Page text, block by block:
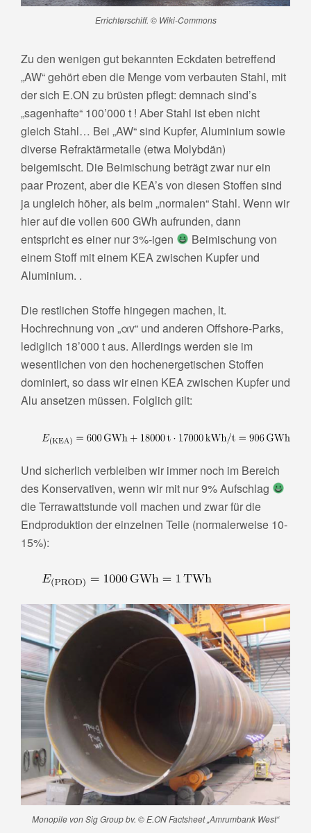
Errichterschiff. © Wiki-Commons
Zu den wenigen gut bekannten Eckdaten betreffend
„AW“ gehört eben die Menge vom verbauten Stahl, mit
der sich E.ON zu brüsten pflegt: demnach sind’s
„sagenhafte“ 100’000 t ! Aber Stahl ist eben nicht
gleich Stahl… Bei „AW“ sind Kupfer, Aluminium sowie
diverse Refraktärmetalle (etwa Molybdän)
beigemischt. Die Beimischung beträgt zwar nur ein
paar Prozent, aber die KEA’s von diesen Stoffen sind
ja ungleich höher, als beim „normalen“ Stahl. Wenn wir
hier auf die vollen 600 GWh aufrunden, dann
entspricht es einer nur 3%-igen
Beimischung von
einem Stoff mit einem KEA zwischen Kupfer und
Aluminium. .
Die restlichen Stoffe hingegen machen, lt.
Hochrechnung von „αv“ und anderen Offshore-Parks,
lediglich 18’000 t aus. Allerdings werden sie im
wesentlichen von den hochenergetischen Stoffen
dominiert, so dass wir einen KEA zwischen Kupfer und
Alu ansetzen müssen. Folglich gilt:
Und sicherlich verbleiben wir immer noch im Bereich
des Konservativen, wenn wir mit nur 9% Aufschlag
die Terrawattstunde voll machen und zwar für die
Endproduktion der einzelnen Teile (normalerweise 10-
15%):
Monopile von Sig Group bv. © E.ON Factsheet „Amrumbank West“